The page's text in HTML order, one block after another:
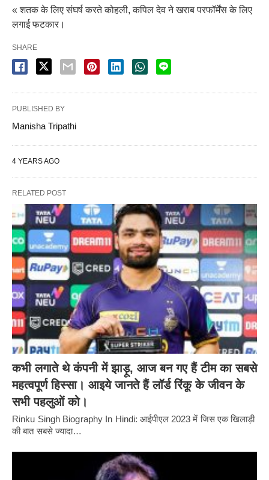
« शतक के लिए संघर्ष करते कोहली, कपिल देव ने खराब परफॉर्मेंस के लिए
लगाई फटकार।
SHARE
PUBLISHED BY
Manisha Tripathi
4 YEARS AGO
RELATED POST
कभी लगाते थे कंपनी में झाड़ू, आज बन गए हैं टीम का सबसे
महत्वपूर्ण हिस्सा। आइये जानते हैं लॉर्ड रिंकू के जीवन के
सभी पहलुओं को।
Rinku Singh Biography In Hindi: आईपीएल 2023 में जिस एक खिलाड़ी
की बात सबसे ज्यादा…